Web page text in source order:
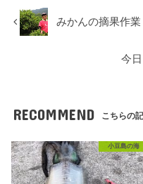
みかんの摘果作業
今
RECOMMEND こちらの
小豆島の海